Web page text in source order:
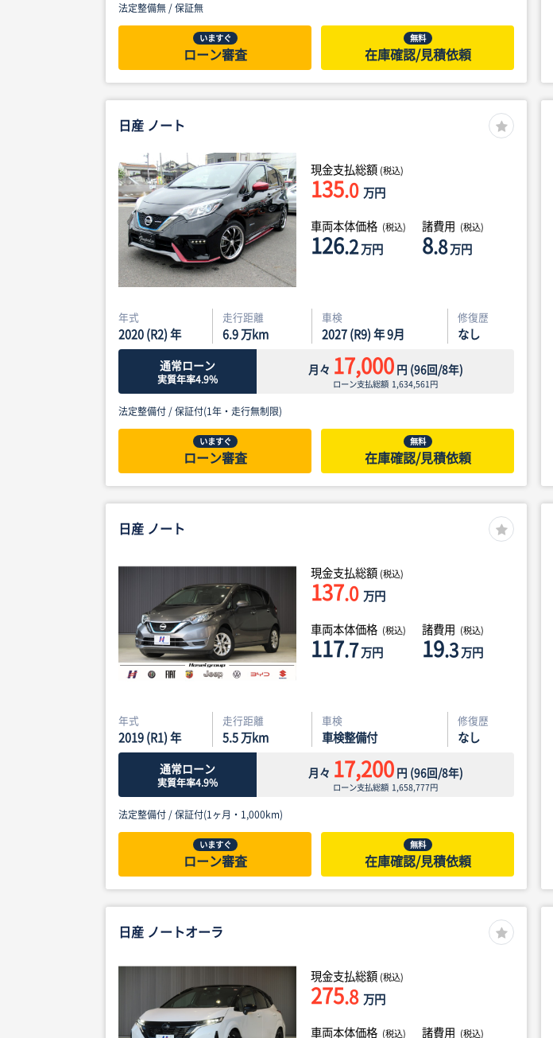
法定整備無 /保証無
いますぐ
ローン審査
無料
在庫確認/見積依頼
日産 ノート
現金支払総額 (税込)
135.0 万円
車両本体価格 (税込)
126.2万円
諸費用 (税込)
8.8万円
年式
2020 (R2) 年
走行距離
6.9万km
車検
2027 (R9) 年 9月
修復歴
なし
通常ローン
実質年率4.9%
月々 17,000円 (96回/8年)
ローン支払総額 1,634,561円
法定整備付 /保証付(1年・走行無制限)
いますぐ
ローン審査
無料
在庫確認/見積依頼
日産 ノート
現金支払総額 (税込)
137.0 万円
車両本体価格 (税込)
117.7万円
諸費用 (税込)
19.3万円
年式
2019 (R1) 年
走行距離
5.5万km
車検
車検整備付
修復歴
なし
通常ローン
実質年率4.9%
月々 17,200円 (96回/8年)
ローン支払総額 1,658,777円
法定整備付 /保証付(1ヶ月・1,000km)
いますぐ
ローン審査
無料
在庫確認/見積依頼
日産 ノートオーラ
現金支払総額 (税込)
275.8 万円
車両本体価格 (税込) 諸費用 (税込)